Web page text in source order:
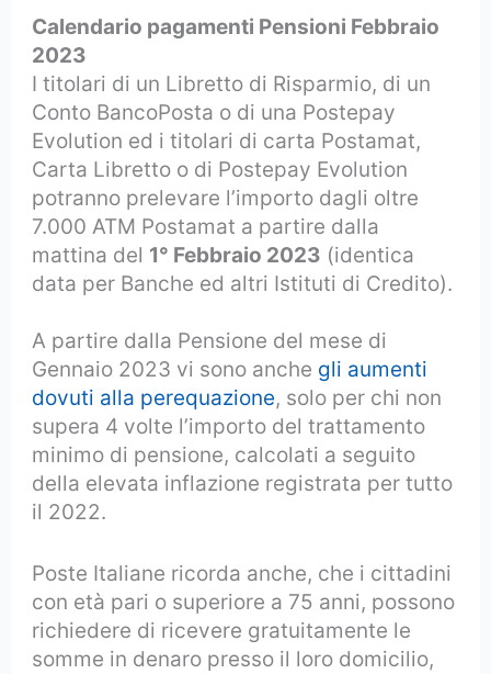
Calendario pagamenti Pensioni Febbraio
2023
I titolari di un Libretto di Risparmio, di un
Conto BancoPosta o di una Postepay
Evolution ed i titolari di carta Postamat,
Carta Libretto o di Postepay Evolution
potranno prelevare l’importo dagli oltre
7.000 ATM Postamat a partire dalla
mattina del 1° Febbraio 2023 (identica
data per Banche ed altri Istituti di Credito).
A partire dalla Pensione del mese di
Gennaio 2023 vi sono anche gli aumenti
dovuti alla perequazione, solo per chi non
supera 4 volte l’importo del trattamento
minimo di pensione, calcolati a seguito
della elevata inflazione registrata per tutto
il 2022.
Poste Italiane ricorda anche, che i cittadini
con età pari o superiore a 75 anni, possono
richiedere di ricevere gratuitamente le
somme in denaro presso il loro domicilio,